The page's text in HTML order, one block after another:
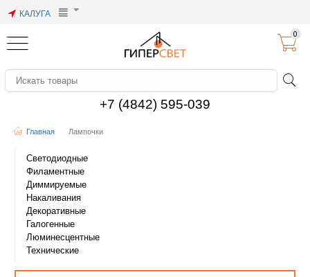
КАЛУГА
+7 (4842) 595-039
0
Главная Лампочки
Светодиодные
Филаментные
Диммируемые
Накаливания
Декоративные
Галогенные
Люминесцентные
Технические